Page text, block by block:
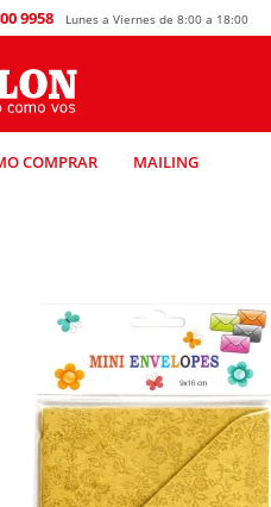
COMPRAR MAILING
9958 Lunes a Viernes de 8:00 a 18:00